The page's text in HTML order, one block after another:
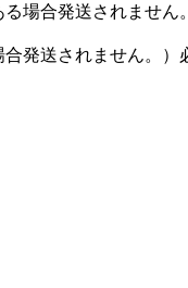
場合発送されません
発送されません。）